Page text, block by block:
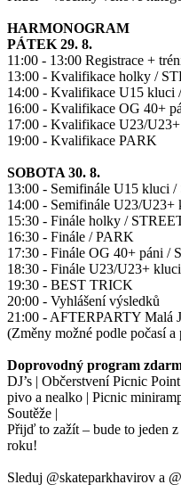
HARMONOGRAM
PÁTEK 29. 8.
11:00 - 13:00 Registrace +
13:00 - Kvalifikace holky /
14:00 - Kvalifikace U15 kluci
16:00 - Kvalifikace OG 40+
17:00 - Kvalifikace U23/
19:00 - Kvalifikace PARK
SOBOTA 30. 8.
13:00 - Semifinále U15 kluci
14:00 - Semifinále U23/
15:30 - Finále holky /
16:30 - Finále / PARK
17:30 - Finále OG 40+ páni /
18:30 - Finále U23/U23+
19:30 - BEST TRICK
20:00 - Vyhlášení výsledků
21:00 - AFTERPARTY Malá
(Změny možné podle počasí a
Doprovodný program
DJ’s | Občerstvení Picnic
pivo a nealko | Picnic
Soutěže |
Přijď to zažít – bude to jeden
roku!
Sleduj @skateparkhavirov a